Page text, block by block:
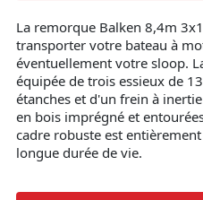
La remorque Balken 8,4m
transporter votre bateau à
éventuellement votre sloop.
équipée de trois essieux de
étanches et d'un frein à
en bois imprégné et
cadre robuste est
longue durée de vie.